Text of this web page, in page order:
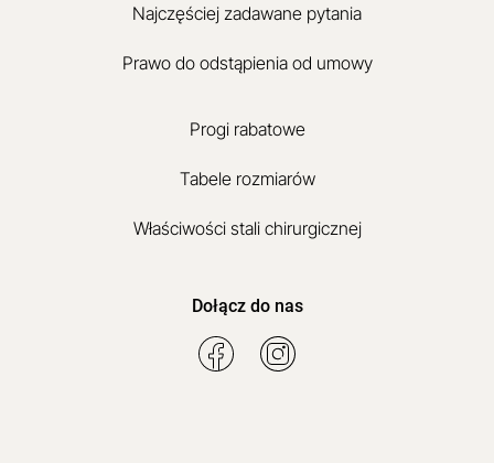
Najczęściej zadawane pytania
Prawo do odstąpienia od umowy
Progi rabatowe
Tabele rozmiarów
Właściwości stali chirurgicznej
Dołącz do nas